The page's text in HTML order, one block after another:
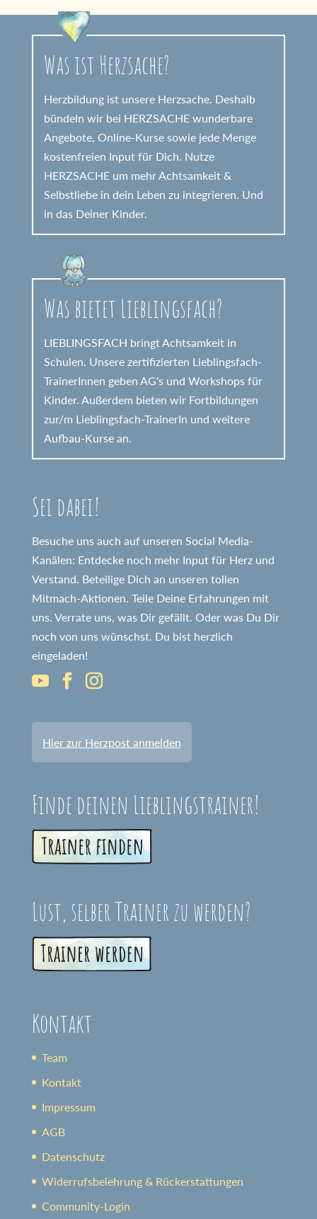
Was ist Herzsache?
Herzbildung ist unsere Herzsache. Deshalb
bündeln wir bei HERZSACHE wunderbare
Angebote, Online-Kurse sowie jede Menge
kostenfreien Input für Dich. Nutze
HERZSACHE um mehr Achtsamkeit &
Selbstliebe in dein Leben zu integrieren. Und
in das Deiner Kinder.
Was bietet Lieblingsfach?
LIEBLINGSFACH bringt Achtsamkeit in
Schulen. Unsere zertifizierten Lieblingsfach-
TrainerInnen geben AG's und Workshops für
Kinder. Außerdem bieten wir Fortbildungen
zur/m Lieblingsfach-TrainerIn und weitere
Aufbau-Kurse an.
Sei dabei!
Besuche uns auch auf unseren Social Media-
Kanälen: Entdecke noch mehr Input für Herz und
Verstand. Beteilige Dich an unseren tollen
Mitmach-Aktionen. Teile Deine Erfahrungen mit
uns. Verrate uns, was Dir gefällt. Oder was Du Dir
noch von uns wünschst. Du bist herzlich
eingeladen!
Hier zur Herzpost anmelden
Finde deinen Lieblingstrainer!
Lust, selber Trainer zu werden?
Kontakt
Team
Kontakt
Impressum
AGB
Datenschutz
Widerrufsbelehrung & Rückerstattungen
Community-Login